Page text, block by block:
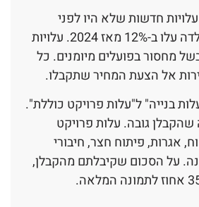
נוספו עלויות חדשות שלא היו לפני
שנתיים. מחירי הפלדה עלו ב-12% מאז 2024. עלויות
עלו בכ-8% בשל מחסור בפועלים מיומנים. כל
אל הצעת המחיר שתקבלו.
בנייה" ל"עלות פרויקט כוללת".
שהקבלן גובה. עלות פרויקט
אגרות, פיתוח חצר, חיבורי
על הסכום שקיבלתם מהקבלן,